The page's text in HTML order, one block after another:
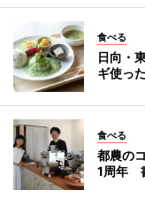
食べる
日向・
ギ使っ
食べる
都農の
1周年